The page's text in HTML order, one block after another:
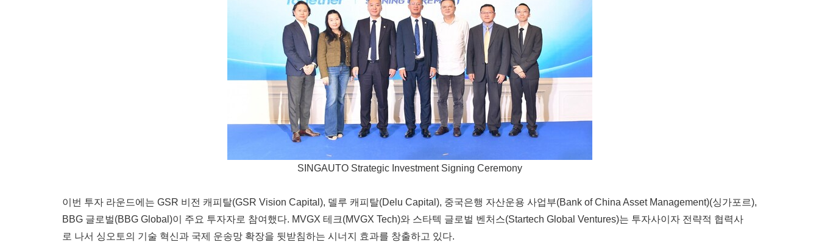
SINGAUTO Strategic Investment Signing Ceremony
이번 투자 라운드에는 GSR 비전 캐피탈(GSR Vision Capital), 델루 캐피탈(Delu Capital), 중국은행 자산운용 사업부(Bank of China Asset Management)(싱가포르),
BBG 글로벌(BBG Global)이 주요 투자자로 참여했다. MVGX 테크(MVGX Tech)와 스타텍 글로벌 벤처스(Startech Global Ventures)는 투자사이자 전략적 협력사
로 나서 싱오토의 기술 혁신과 국제 운송망 확장을 뒷받침하는 시너지 효과를 창출하고 있다.